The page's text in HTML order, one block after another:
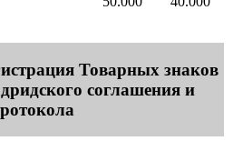
Товарных знаков
соглашения и